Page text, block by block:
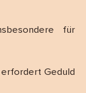
für
Geduld